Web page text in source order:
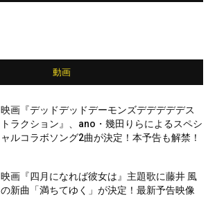
動画
映画『デッドデッドデーモンズデデデデデス
トラクション』、ano・幾田りらによるスペシ
ャルコラボソング2曲が決定！本予告も解禁！
映画『四月になれば彼女は』主題歌に藤井 風
の新曲「満ちてゆく」が決定！最新予告映像